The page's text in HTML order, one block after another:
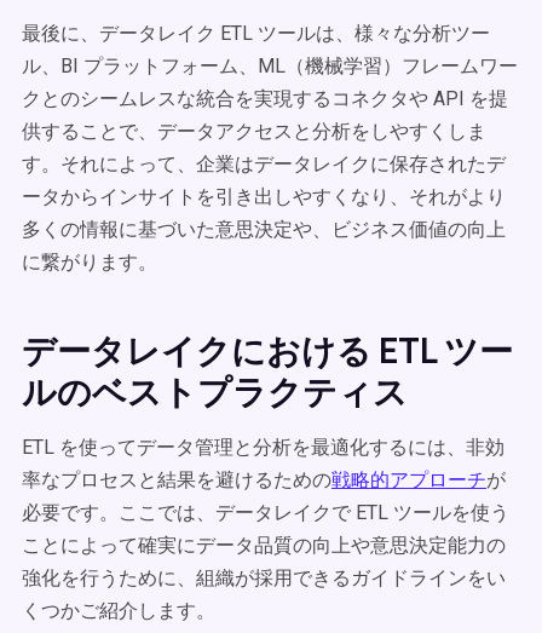
最後に、データレイク ETL ツールは、様々な分析ツー
ル、BI プラットフォーム、ML（機械学習）フレームワー
クとのシームレスな統合を実現するコネクタや API を提
供することで、データアクセスと分析をしやすくしま
す。それによって、企業はデータレイクに保存されたデ
ータからインサイトを引き出しやすくなり、それがより
多くの情報に基づいた意思決定や、ビジネス価値の向上
に繋がります。
データレイクにおける ETL ツー
ルのベストプラクティス
ETL を使ってデータ管理と分析を最適化するには、非効
率なプロセスと結果を避けるための戦略的アプローチが
必要です。ここでは、データレイクで ETL ツールを使う
ことによって確実にデータ品質の向上や意思決定能力の
強化を行うために、組織が採用できるガイドラインをい
くつかご紹介します。